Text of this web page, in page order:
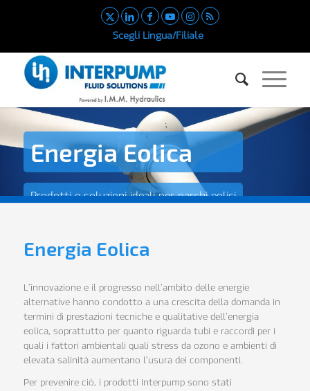
Scegli Lingua/Filiale
Energia Eolica
Prodotti e soluzioni ideali per parchi eolici
Energia Eolica
L’innovazione e il progresso nell’ambito delle energie
alternative hanno condotto a una crescita della domanda in
termini di prestazioni tecniche e qualitative dell’energia
eolica, soprattutto per quanto riguarda tubi e raccordi per i
quali i fattori ambientali quali stress da ozono e ambienti di
elevata salinità aumentano l’usura dei componenti.
Per prevenire ciò, i prodotti Interpump sono stati